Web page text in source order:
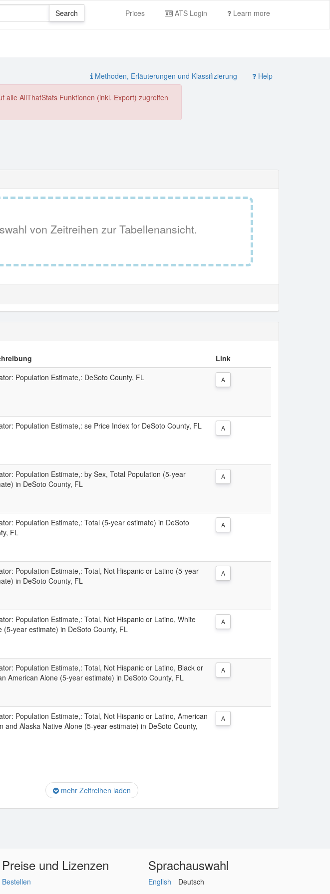
Prices ATS Login Learn more
Methoden, Erläuterungen und Klassifizierung Help
alle AllThatStats Funktionen (inkl. Export) zugreifen
von Zeitreihen zur Tabellenansicht.
Link
Population Estimate,: DeSoto County, FL A
Population Estimate,: se Price Index for DeSoto County, FL A
Population Estimate,: by Sex, Total Population (5-year
in DeSoto County, FL
A
Population Estimate,: Total (5-year estimate) in DeSoto
FL
A
Population Estimate,: Total, Not Hispanic or Latino (5-year
in DeSoto County, FL
A
Population Estimate,: Total, Not Hispanic or Latino, White
(5-year estimate) in DeSoto County, FL
A
Population Estimate,: Total, Not Hispanic or Latino, Black or
American Alone (5-year estimate) in DeSoto County, FL
A
Population Estimate,: Total, Not Hispanic or Latino, American
and Alaska Native Alone (5-year estimate) in DeSoto County,
A
mehr Zeitreihen laden
Preise und Lizenzen
Bestellen
Sprachauswahl
English Deutsch